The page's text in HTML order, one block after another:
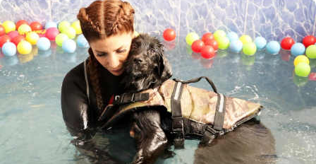
Konya'da sopayla dövülen, beyninde
hasar oluştuğu için yürüme ve görme
kaybı yaşayan köpek terapilerle
sağlığına kavuştu.